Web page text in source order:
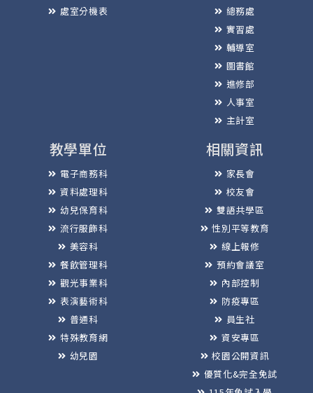
處室分機表
總務處
實習處
輔導室
圖書館
進修部
人事室
主計室
教學單位
電子商務科
資料處理科
幼兒保育科
流行服飾科
美容科
餐飲管理科
觀光事業科
表演藝術科
普通科
特殊教育網
幼兒園
相關資訊
家長會
校友會
雙語共學區
性別平等教育
線上報修
預約會議室
內部控制
防疫專區
員生社
資安專區
校園公開資訊
優質化&完全免試